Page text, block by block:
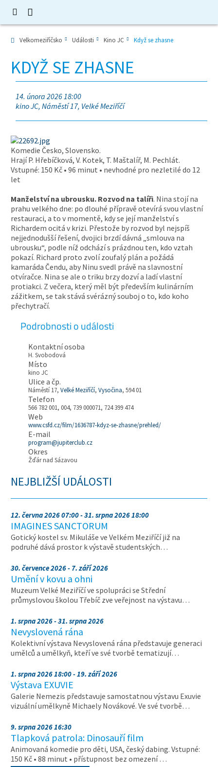
Velkomeziříčsko Události Kino JC Když se zhasne
KDYŽ SE ZHASNE
14. února 2026 18:00
kino JC, Náměstí 17, Velké Meziříčí
Komedie Česko, Slovensko.
Hrají P. Hřebíčková, V. Kotek, T. Maštalíř, M. Pechlát.
Vstupné: 150 Kč • 96 minut • nevhodné pro nezletilé do 12
let
Manželství na ubrousku. Rozvod na talíři. Nina stojí na
prahu velkého dne: po dlouhé přípravě otevírá svou vlastní
restauraci, a to v momentě, kdy se její manželství s
Richardem ocitá v krizi. Přestože by rozvod byl nejspíš
nejjednodušší řešení, dvojici brzdí dávná „smlouva na
ubrousku“, podle níž odchází s prázdnou ten, kdo vztah
pokazí. Richard proto zvolí zoufalý plán a požádá
kamaráda Čendu, aby Ninu svedl právě na slavnostní
otvíračce. Nina se ale o triku brzy dozví a ladí vlastní
protiakci. Z večera, který měl být především kulinárním
zážitkem, se tak stává svérázný souboj o to, kdo koho
přechytračí.
Podrobnosti o události
Kontaktní osoba
H. Svobodová
Místo
kino JC
Ulice a čp.
Náměstí 17,Velké Meziříčí,Vysočina, 594 01
Telefon
566 782 001, 004, 739 000071, 724 399 474
Web
www.csfd.cz/film/1636787-kdyz-se-zhasne/prehled/
E-mail
program@jupiterclub.cz
Okres
Žďár nad Sázavou
NEJBLIŽŠÍ UDÁLOSTI
12. června 2026 07:00 - 31. srpna 2026 18:00
IMAGINES SANCTORUM
Gotický kostel sv. Mikuláše ve Velkém Meziříčí již na
podruhé dává prostor k výstavě studentských…
30. července 2026 - 7. září 2026
Umění v kovu a ohni
Muzeum Velké Meziříčí ve spolupráci se Střední
průmyslovou školou Třebíč zve veřejnost na výstavu…
1. srpna 2026 - 31. srpna 2026
Nevyslovená rána
Kolektivní výstava Nevyslovená rána představuje generaci
umělců a umělkyň, kteří ve své tvorbě tematizují…
1. srpna 2026 18:00 - 19. září 2026
Výstava EXUVIE
Galerie Nemezis představuje samostatnou výstavu Exuvie
vizuální umělkyně Michaely Novákové. Ve své tvorbě…
9. srpna 2026 16:30
Tlapková patrola: Dinosauří film
Animovaná komedie pro děti, USA, český dabing. Vstupné:
150 Kč • 88 minut • přístupnost bez omezení …